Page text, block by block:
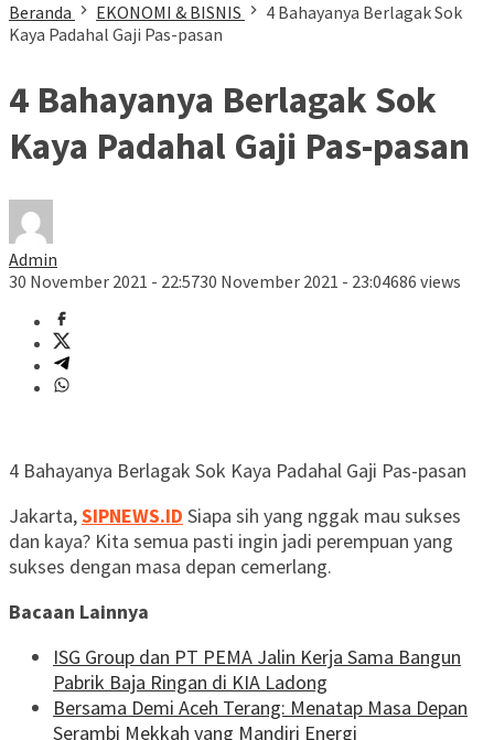
Beranda EKONOMI & BISNIS
4 Bahayanya Berlagak Sok
Kaya Padahal Gaji Pas-pasan
4 Bahayanya Berlagak Sok
Kaya Padahal Gaji Pas-pasan
Admin
30 November 2021 - 22:5730 November 2021 - 23:04686 views
4 Bahayanya Berlagak Sok Kaya Padahal Gaji Pas-pasan
Jakarta,SIPNEWS.ID Siapa sih yang nggak mau sukses
dan kaya? Kita semua pasti ingin jadi perempuan yang
sukses dengan masa depan cemerlang.
Bacaan Lainnya
ISG Group dan PT PEMA Jalin Kerja Sama Bangun
Pabrik Baja Ringan di KIA Ladong
Bersama Demi Aceh Terang: Menatap Masa Depan
Serambi Mekkah yang Mandiri Energi